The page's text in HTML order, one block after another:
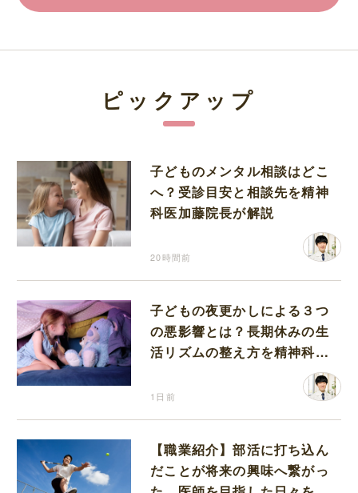
ピックアップ
子どものメンタル相談はどこ
へ？受診目安と相談先を精神
科医加藤院長が解説
20時間前
子どもの夜更かしによる３つ
の悪影響とは？長期休みの生
活リズムの整え方を精神科医
1日前
【職業紹介】部活に打ち込ん
だことが将来の興味へ繋がっ